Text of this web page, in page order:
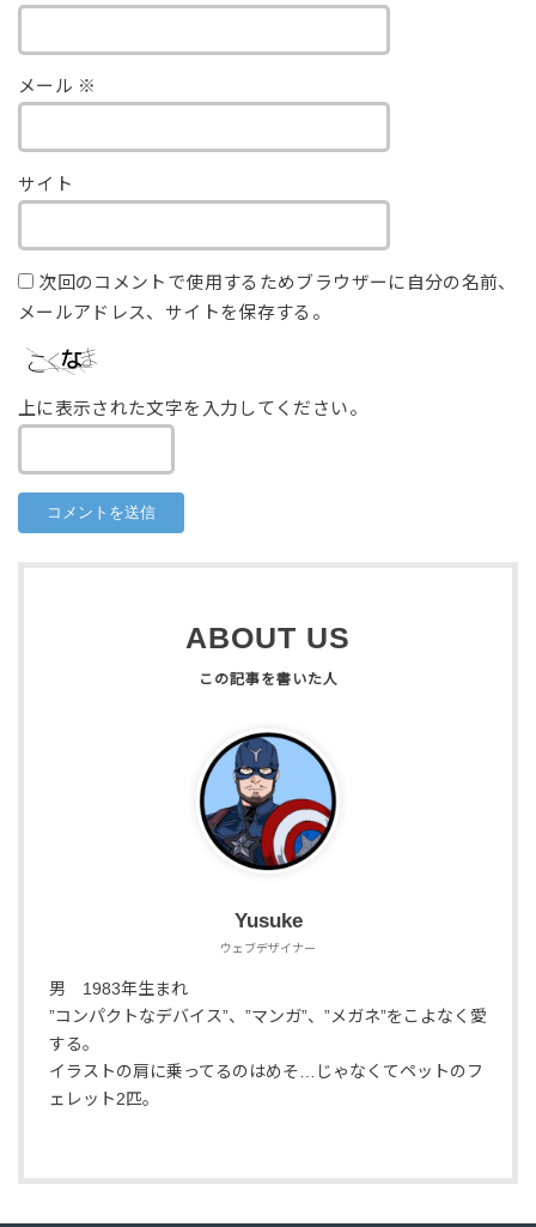
メール ※
サイト
次回のコメントで使用するためブラウザーに自分の名前、
メールアドレス、サイトを保存する。
上に表示された文字を入力してください。
ABOUT US
Yusuke
ウェブデザイナー
男 1983年生まれ
”コンパクトなデバイス”、”マンガ”、”メガネ”をこよなく愛
する。
イラストの肩に乗ってるのはめそ…じゃなくてペットのフ
ェレット2匹。